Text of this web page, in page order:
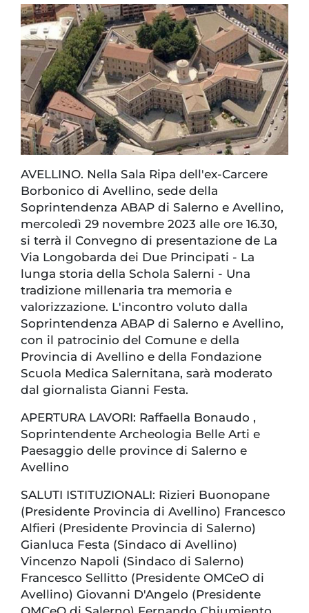
AVELLINO. Nella Sala Ripa dell'ex-Carcere
Borbonico di Avellino, sede della
Soprintendenza ABAP di Salerno e Avellino,
mercoledì 29 novembre 2023 alle ore 16.30,
si terrà il Convegno di presentazione de La
Via Longobarda dei Due Principati - La
lunga storia della Schola Salerni - Una
tradizione millenaria tra memoria e
valorizzazione. L'incontro voluto dalla
Soprintendenza ABAP di Salerno e Avellino,
con il patrocinio del Comune e della
Provincia di Avellino e della Fondazione
Scuola Medica Salernitana, sarà moderato
dal giornalista Gianni Festa.
APERTURA LAVORI: Raffaella Bonaudo ,
Soprintendente Archeologia Belle Arti e
Paesaggio delle province di Salerno e
Avellino
SALUTI ISTITUZIONALI: Rizieri Buonopane
(Presidente Provincia di Avellino) Francesco
Alfieri (Presidente Provincia di Salerno)
Gianluca Festa (Sindaco di Avellino)
Vincenzo Napoli (Sindaco di Salerno)
Francesco Sellitto (Presidente OMCeO di
Avellino) Giovanni D'Angelo (Presidente